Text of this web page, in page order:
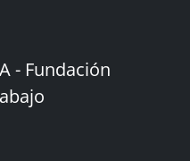
- Fundación